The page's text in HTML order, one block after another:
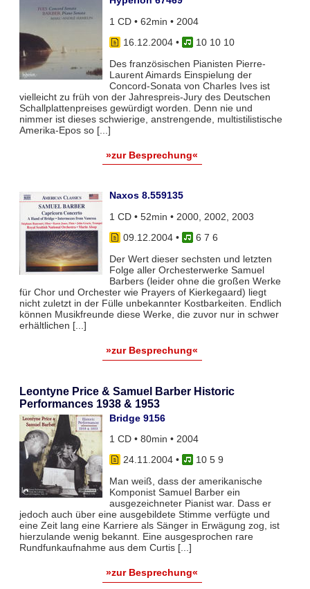
1 CD • 62min • 2004
16.12.2004•
10 10 10
Des französischen Pianisten Pierre-
Laurent Aimards Einspielung der
Concord-Sonata von Charles Ives ist
vielleicht zu früh von der Jahrespreis-Jury des Deutschen
Schallplattenpreises gewürdigt worden. Denn nie und
nimmer ist dieses schwierige, anstrengende, multistilistische
Amerika-Epos so [...]
»zur Besprechung«
Naxos 8.559135
1 CD • 52min • 2000, 2002, 2003
09.12.2004•
6 7 6
Der Wert dieser sechsten und letzten
Folge aller Orchesterwerke Samuel
Barbers (leider ohne die großen Werke
für Chor und Orchester wie Prayers of Kierkegaard) liegt
nicht zuletzt in der Fülle unbekannter Kostbarkeiten. Endlich
können Musikfreunde diese Werke, die zuvor nur in schwer
erhältlichen [...]
»zur Besprechung«
Leontyne Price & Samuel Barber Historic
Performances 1938 & 1953
Bridge 9156
1 CD • 80min • 2004
24.11.2004•
10 5 9
Man weiß, dass der amerikanische
Komponist Samuel Barber ein
ausgezeichneter Pianist war. Dass er
jedoch auch über eine ausgebildete Stimme verfügte und
eine Zeit lang eine Karriere als Sänger in Erwägung zog, ist
hierzulande wenig bekannt. Eine ausgesprochen rare
Rundfunkaufnahme aus dem Curtis [...]
»zur Besprechung«